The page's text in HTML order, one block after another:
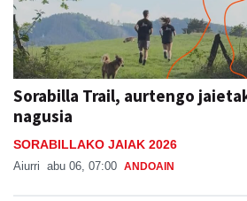
Sorabilla Trail, aurtengo
nagusia
SORABILLAKO JAIAK 2026
Aiurri abu 06, 07:00 ANDOAIN